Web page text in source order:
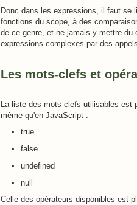
Donc dans les expressions, il faut se
fonctions du scope, à des
de ce genre, et ne jamais y mettre
expressions complexes par des
Les mots-clefs et
La liste des mots-clefs utilisables est
même qu'en JavaScript :
true
false
undefined
null
Celle des opérateurs disponibles est